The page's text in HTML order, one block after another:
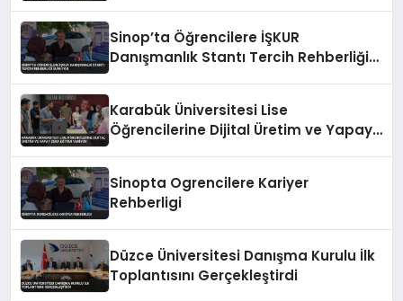
Sinop’ta Öğrencilere İŞKUR
Danışmanlık Stantı Tercih Rehberliği
Karabük Üniversitesi Lise
Öğrencilerine Dijital Üretim ve Yapay
Sinopta Ogrencilere Kariyer
Rehberligi
Düzce Üniversitesi Danışma Kurulu İlk
Toplantısını Gerçekleştirdi